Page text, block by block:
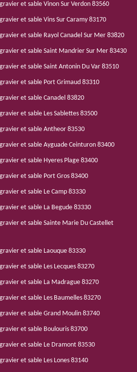
et sable Vinon Sur Verdon 83560
et sable Vins Sur Caramy 83170
et sable Rayol Canadel Sur Mer 83820
et sable Saint Mandrier Sur Mer 83430
et sable Saint Antonin Du Var 83510
et sable Port Grimaud 83310
et sable Canadel 83820
et sable Les Sablettes 83500
et sable Antheor 83530
et sable Ayguade Ceinturon 83400
et sable Hyeres Plage 83400
et sable Port Gros 83400
et sable Le Camp 83330
et sable La Begude 83330
et sable Sainte Marie Du Castellet
et sable Laouque 83330
et sable Les Lecques 83270
et sable La Madrague 83270
et sable Les Baumelles 83270
et sable Grand Moulin 83740
et sable Boulouris 83700
et sable Le Dramont 83530
et sable Les Lones 83140